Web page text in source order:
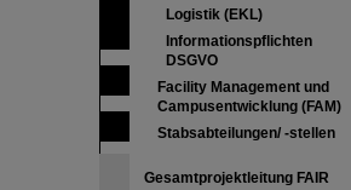
Logistik (EKL)
Informationspflichten
DSGVO
Facility Management und
Campusentwicklung (FAM)
Stabsabteilungen/ -stellen
Gesamtprojektleitung FAIR